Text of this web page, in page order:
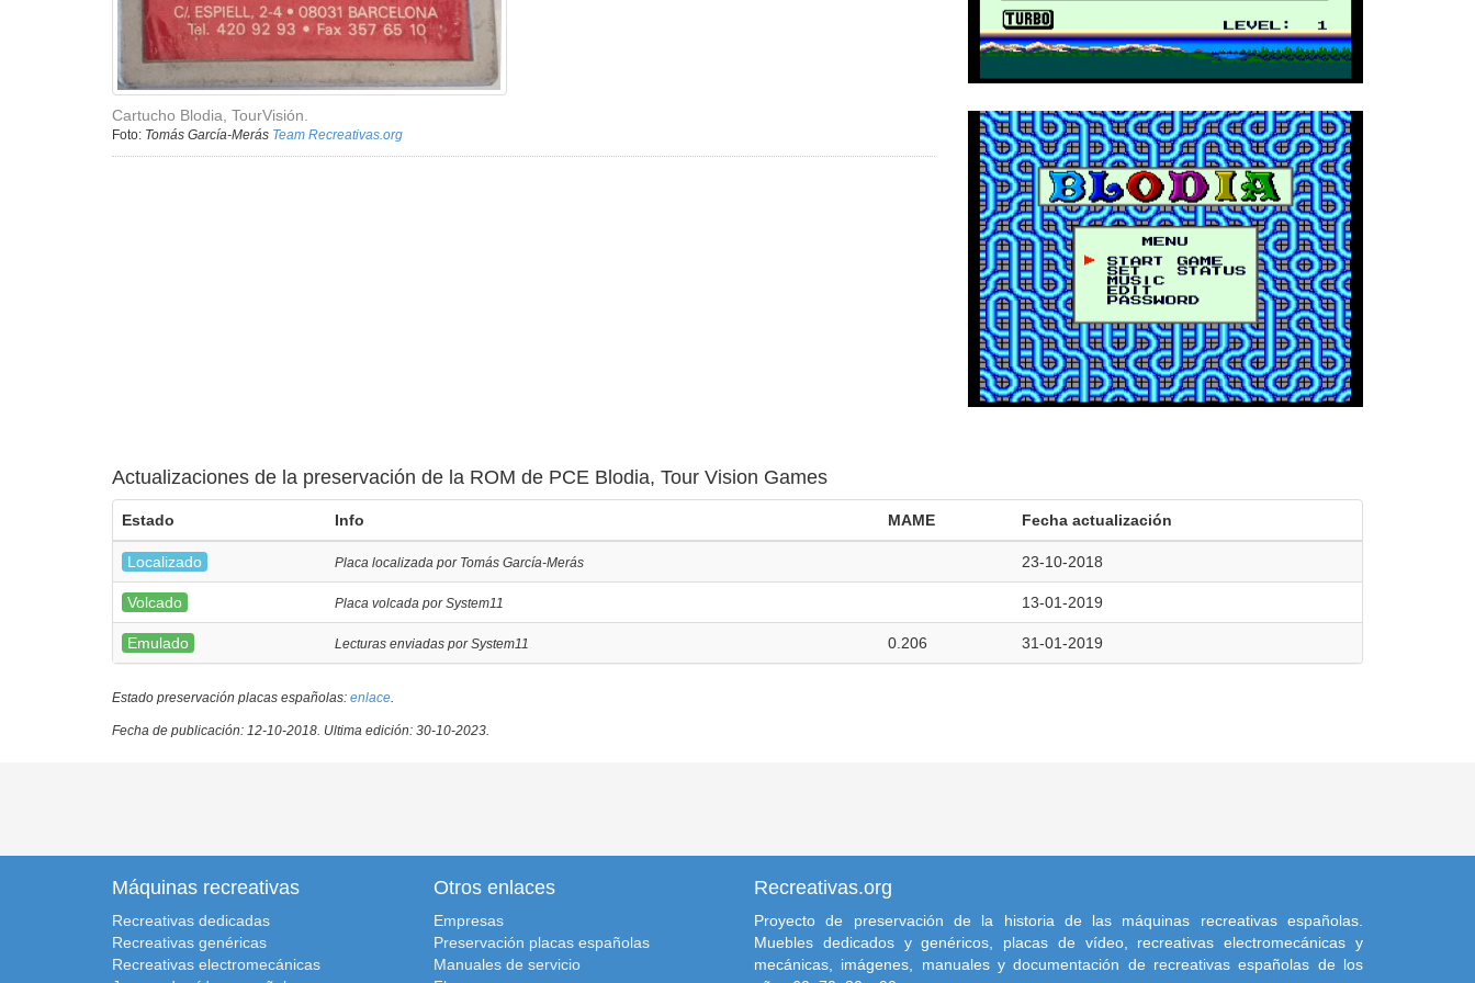
Cartucho Blodia, TourVisión.
Foto: Tomás García-Merás Team Recreativas.org
Actualizaciones de la preservación de la ROM de PCE Blodia, Tour Vision Games
Estado Info MAME Fecha actualización
Localizado Placa localizada por Tomás García-Merás 23-10-2018
Volcado Placa volcada por System11 13-01-2019
Emulado Lecturas enviadas por System11 0.206 31-01-2019
Estado preservación placas españolas: enlace.
Fecha de publicación: 12-10-2018. Ultima edición: 30-10-2023.
Máquinas recreativas
Recreativas dedicadas
Recreativas genéricas
Recreativas electromecánicas
Otros enlaces
Empresas
Preservación placas españolas
Manuales de servicio
Recreativas.org
Proyecto de preservación de la historia de las máquinas recreativas españolas.
Muebles dedicados y genéricos, placas de vídeo, recreativas electromecánicas y
mecánicas, imágenes, manuales y documentación de recreativas españolas de los